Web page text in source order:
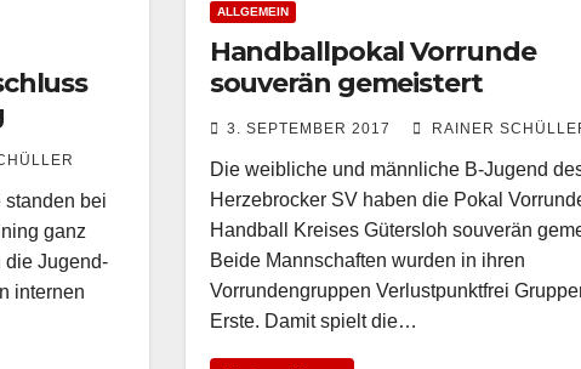
standen bei
ganz
die Jugend-
internen
ALLGEMEIN
Handballpokal Vorrunde
souverän gemeistert
3. SEPTEMBER 2017 RAINER
Die weibliche und männliche B-Jugend
Herzebrocker SV haben die Pokal
Handball Kreises Gütersloh souverän
Beide Mannschaften wurden in ihren
Vorrundengruppen Verlustpunktfrei
Erste. Damit spielt die…